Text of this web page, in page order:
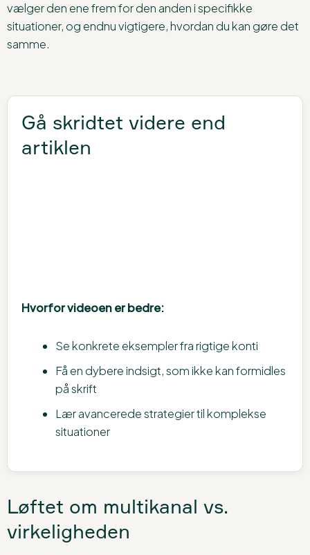
vælger den ene frem for den anden i specifikke
situationer, og endnu vigtigere, hvordan du kan gøre det
samme.
Gå skridtet videre end
artiklen
Hvorfor videoen er bedre:
Se konkrete eksempler fra rigtige konti
Få en dybere indsigt, som ikke kan formidles
på skrift
Lær avancerede strategier til komplekse
situationer
Løftet om multikanal vs.
virkeligheden